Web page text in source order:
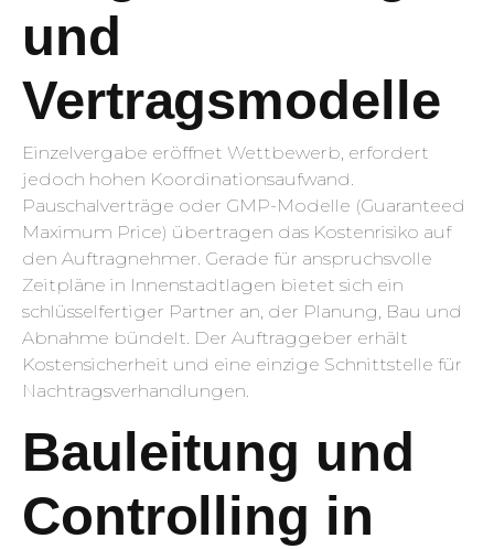
und
Vertragsmodelle
Einzelvergabe eröffnet Wettbewerb, erfordert
jedoch hohen Koordinationsaufwand.
Pauschalverträge oder GMP-Modelle (Guaranteed
Maximum Price) übertragen das Kostenrisiko auf
den Auftragnehmer. Gerade für anspruchsvolle
Zeitpläne in Innenstadtlagen bietet sich ein
schlüsselfertiger Partner an, der Planung, Bau und
Abnahme bündelt. Der Auftraggeber erhält
Kostensicherheit und eine einzige Schnittstelle für
Nachtragsverhandlungen.
Bauleitung und
Controlling in